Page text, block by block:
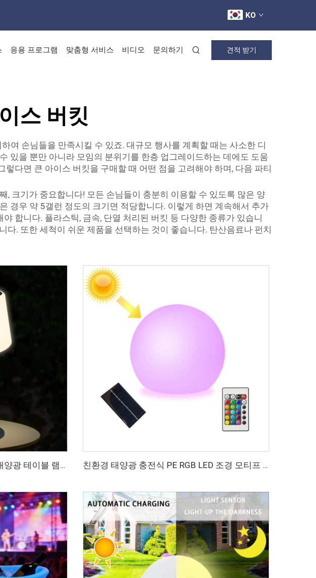
KO
응용 프로그램 맞춤형 서비스 비디오 문의하기 견적 받기
스 버킷
여 손님들을 만족시킬 수 있죠. 대규모 행사를 계획할 때는 사소한 디
있을 뿐만 아니라 모임의 분위기를 한층 업그레이드하는 데에도 도움
다면 큰 아이스 버킷을 구매할 때 어떤 점을 고려해야 하며, 다음 파티
크기가 중요합니다! 모든 손님들이 충분히 이용할 수 있도록 많은 양
경우 약 5갤런 정도의 크기면 적당합니다. 이렇게 하면 계속해서 추가
합니다. 플라스틱, 금속, 단열 처리된 버킷 등 다양한 종류가 있습니
. 또한 세척이 쉬운 제품을 선택하는 것이 좋습니다. 탄산음료나 펀치
야외용 방수형 높이 조절 가능 태양광 테이블 램프 친환경 태양광 충전식 PE RGB LED 조경 모티프 볼 조명 IP55